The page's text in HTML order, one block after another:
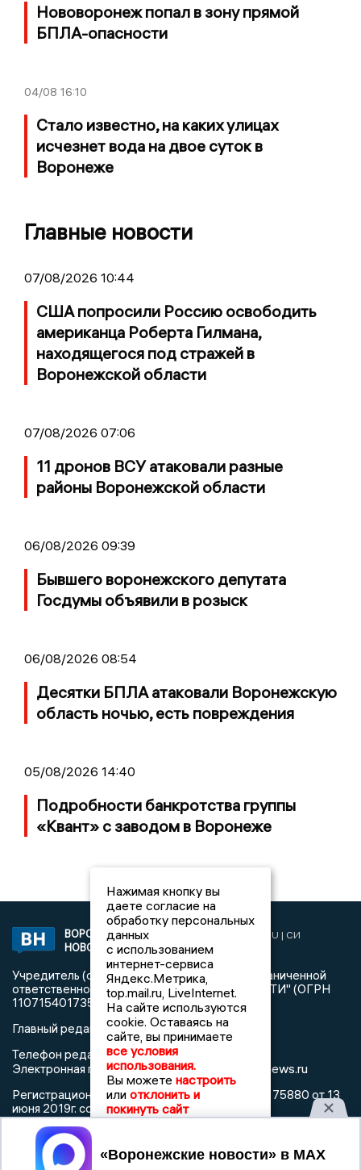
Нововоронеж попал в зону прямой
БПЛА-опасности
04/08 16:10
Стало известно, на каких улицах
исчезнет вода на двое суток в
Воронеже
Главные новости
07/08/2026 10:44
США попросили Россию освободить
американца Роберта Гилмана,
находящегося под стражей в
Воронежской области
07/08/2026 07:06
11 дронов ВСУ атаковали разные
районы Воронежской области
06/08/2026 09:39
Бывшего воронежского депутата
Госдумы объявили в розыск
06/08/2026 08:54
Десятки БПЛА атаковали Воронежскую
область ночью, есть повреждения
05/08/2026 14:40
Подробности банкротства группы
«Квант» с заводом в Воронеже
ВОРОНЕЖСКИЕ
НОВОСТИ
2019 © VORONEZHNEWS.RU | СИ
«Воронежские новости»
Учредитель (соучредители): Общество с ограниченной
ответственностью "РЕГИОНАЛЬНЫЕ НОВОСТИ" (ОГРН
1107154017354)
Главный редактор: Пирогов А.А.
Телефон редакции: +7 (473) 262 77 92
Электронная почта редакции:info@voronezhnews.ru
Регистрационный номер: серия Эл № ФС 77 - 75880 от 13
июня 2019г. согласно выписке из реестра
зарегистрированных средств массовой информации
выдана Федеральной службой по надзору в сфере связи,
информационных технологий и массовых коммуникаций
Нажимая кнопку вы
даете согласие на
обработку персональных
данных
с использованием
интернет-сервиса
Яндекс.Метрика,
top.mail.ru, LiveInternet.
На сайте используются
cookie. Оставаясь на
сайте, вы принимаете
все условия
использования.
Вы можете настроить
или отклонить и
покинуть сайт
Принять